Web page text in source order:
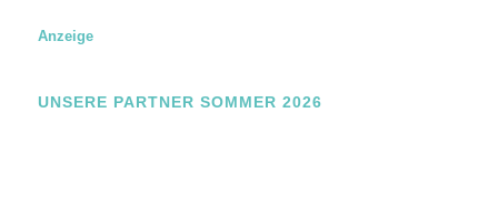
Anzeige
UNSERE PARTNER SOMMER 2026